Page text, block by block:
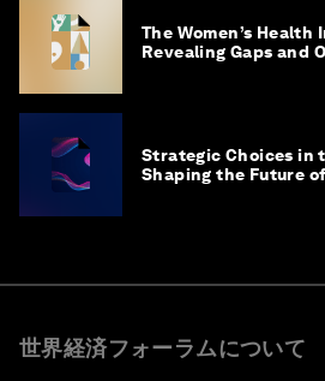
The Women’s
Revealing Gaps and
Strategic Choices in
Shaping the Future
世界経済フォーラムについて